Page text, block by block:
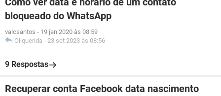
bloqueado do WhatsApp
valcsantos - 19 jan 2020 às 08:59
Oiiquerida - 23 set 2023 às 08:56
9 Respostas
Recuperar conta Facebook data nascimento